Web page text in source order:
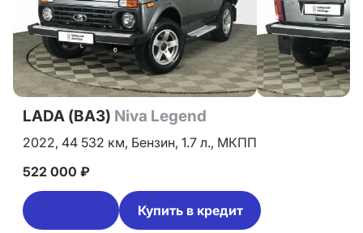
LADA (ВАЗ) Niva Legend
2022, 44 532 км, Бензин, 1.7 л., МКПП
522 000 ₽
Купить в кредит